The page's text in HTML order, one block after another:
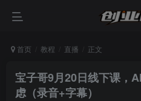
首页 教程 直播 正文
宝子哥9月20日线下课，
虑（录音+字幕）